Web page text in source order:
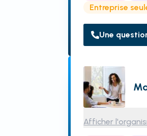
Entreprise
Une
Afficher